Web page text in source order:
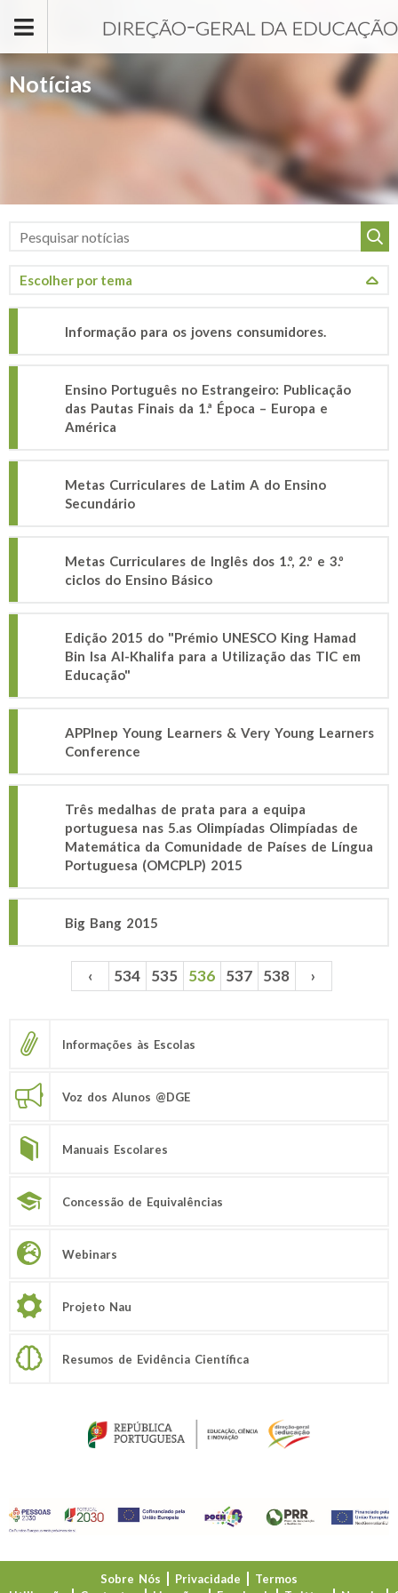
Notícias
Informação para os jovens consumidores.
Ensino Português no Estrangeiro: Publicação
das Pautas Finais da 1.ª Época – Europa e
América
Metas Curriculares de Latim A do Ensino
Secundário
Metas Curriculares de Inglês dos 1.º, 2.º e 3.º
ciclos do Ensino Básico
Edição 2015 do "Prémio UNESCO King Hamad
Bin Isa Al-Khalifa para a Utilização das TIC em
Educação"
APPInep Young Learners & Very Young Learners
Conference
Três medalhas de prata para a equipa
portuguesa nas 5.as Olimpíadas Olimpíadas de
Matemática da Comunidade de Países de Língua
Portuguesa (OMCPLP) 2015
Big Bang 2015
Páginas ‹ 534 535 536 537 538 ›
Informações às Escolas
Voz dos Alunos @DGE
Manuais Escolares
Concessão de Equivalências
Webinars
Projeto Nau
Resumos de Evidência Científica
Sobre Nós Privacidade
Termos